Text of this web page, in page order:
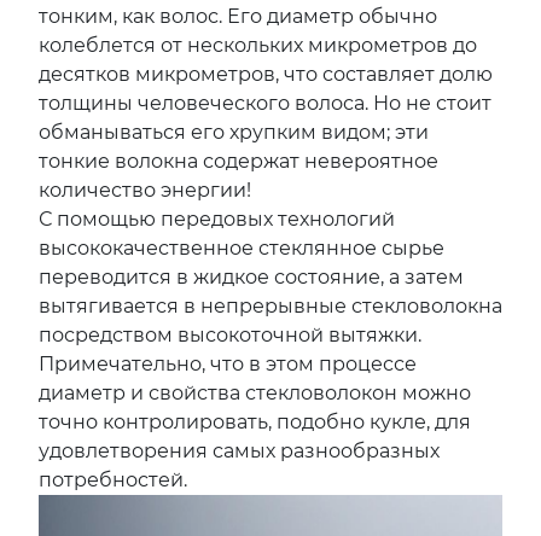
тонким, как волос. Его диаметр обычно
колеблется от нескольких микрометров до
десятков микрометров, что составляет долю
толщины человеческого волоса. Но не стоит
обманываться его хрупким видом; эти
тонкие волокна содержат невероятное
количество энергии!
С помощью передовых технологий
высококачественное стеклянное сырье
переводится в жидкое состояние, а затем
вытягивается в непрерывные стекловолокна
посредством высокоточной вытяжки.
Примечательно, что в этом процессе
диаметр и свойства стекловолокон можно
точно контролировать, подобно кукле, для
удовлетворения самых разнообразных
потребностей.